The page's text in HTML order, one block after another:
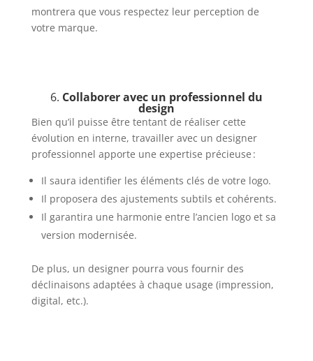
montrera que vous respectez leur perception de
votre marque.
6. Collaborer avec un professionnel du
design
Bien qu’il puisse être tentant de réaliser cette
évolution en interne, travailler avec un designer
professionnel apporte une expertise précieuse :
Il saura identifier les éléments clés de votre logo.
Il proposera des ajustements subtils et cohérents.
Il garantira une harmonie entre l’ancien logo et sa
version modernisée.
De plus, un designer pourra vous fournir des
déclinaisons adaptées à chaque usage (impression,
digital, etc.).